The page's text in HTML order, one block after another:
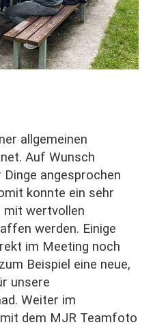
allgemeinen
Auf Wunsch
angesprochen
konnte ein sehr
mit wertvollen
werden. Einige
im Meeting noch
Beispiel eine neue,
unsere
Weiter im
dem MJR Teamfoto